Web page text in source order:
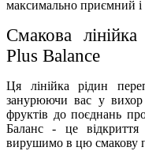
максимально приємний
Смакова
Plus Balance
Ця лінійка рідин
занурюючи вас у вихор
фруктів до поєднань
Баланс - це
вирушимо в цю смакову